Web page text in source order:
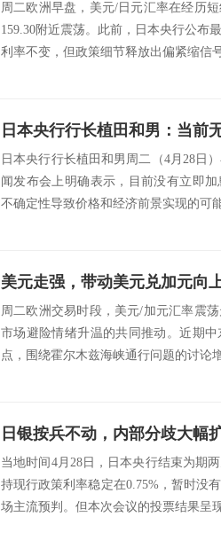
周二欧洲早盘，美元/日元汇率在经历
159.30附近震荡。此前，日本央行公布
利率不变，但政策细节释放出偏紧缩信
日本央行行长植田和男周二（4月28日
闻发布会上明确表示，目前没有立即
不确定性导致价格和经济前景实现的可
美元走强，带动美元兑加元向
周二欧洲交易时段，美元/加元汇率震
市场避险情绪升温的共同推动。近期
点，围绕霍尔木兹海峡通行问题的讨论
日银按兵不动，内部分歧大幅
当地时间4月28日，日本央行结束为期
持现行政策利率稳定在0.75%，暂时没
场主流预判。但本次会议的投票结果呈